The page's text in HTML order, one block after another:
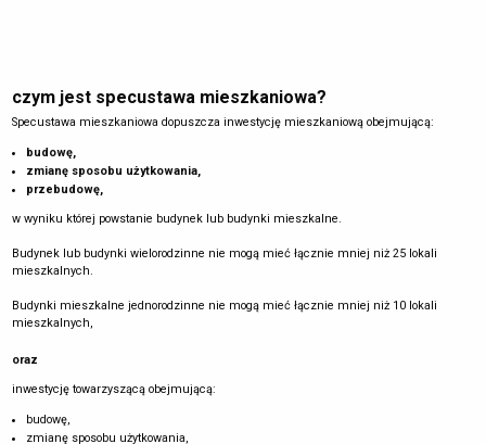
czym jest specustawa mieszkaniowa?
Specustawa mieszkaniowa dopuszcza inwestycję mieszkaniową obejmującą:
budowę,
zmianę sposobu użytkowania,
przebudowę,
w wyniku której powstanie budynek lub budynki mieszkalne.
Budynek lub budynki wielorodzinne nie mogą mieć łącznie mniej niż 25 lokali
mieszkalnych.
Budynki mieszkalne jednorodzinne nie mogą mieć łącznie mniej niż 10 lokali
mieszkalnych,
oraz
inwestycję towarzyszącą obejmującą:
budowę,
zmianę sposobu użytkowania,